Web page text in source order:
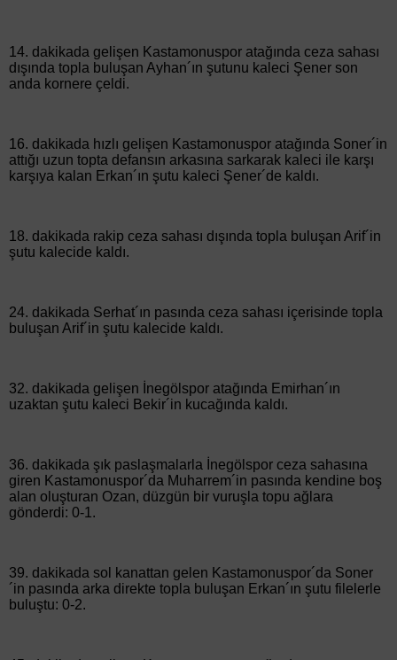
14. dakikada gelişen Kastamonuspor atağında ceza sahası
dışında topla buluşan Ayhan´ın şutunu kaleci Şener son
anda kornere çeldi.
16. dakikada hızlı gelişen Kastamonuspor atağında Soner´in
attığı uzun topta defansın arkasına sarkarak kaleci ile karşı
karşıya kalan Erkan´ın şutu kaleci Şener´de kaldı.
18. dakikada rakip ceza sahası dışında topla buluşan Arif´in
şutu kalecide kaldı.
24. dakikada Serhat´ın pasında ceza sahası içerisinde topla
buluşan Arif´in şutu kalecide kaldı.
32. dakikada gelişen İnegölspor atağında Emirhan´ın
uzaktan şutu kaleci Bekir´in kucağında kaldı.
36. dakikada şık paslaşmalarla İnegölspor ceza sahasına
giren Kastamonuspor´da Muharrem´in pasında kendine boş
alan oluşturan Ozan, düzgün bir vuruşla topu ağlara
gönderdi: 0-1.
39. dakikada sol kanattan gelen Kastamonuspor´da Soner
´in pasında arka direkte topla buluşan Erkan´ın şutu filelerle
buluştu: 0-2.